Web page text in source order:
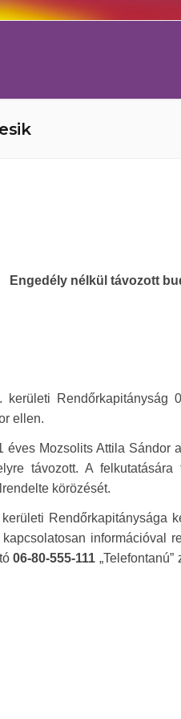
Engedély nélkül távozott
Rendőrkapitányság
ellen.
Mozsolits Attila Sándor
távozott. A
körözését.
Rendőrkapitánysága
információval
06-80-555-111